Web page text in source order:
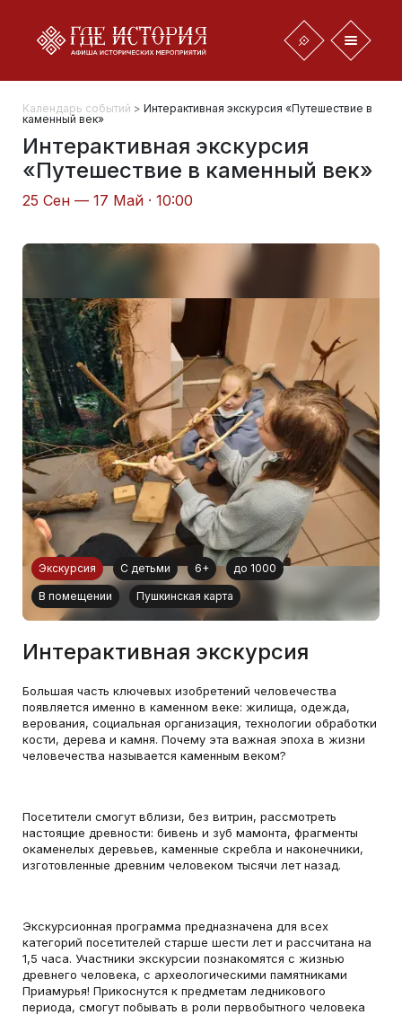
Календарь событий > Интерактивная экскурсия «Путешествие в
каменный век»
Интерактивная экскурсия
«Путешествие в каменный век»
25 Сен — 17 Май · 10:00
Экскурсия С детьми 6+ до 1000
В помещении Пушкинская карта
Интерактивная экскурсия
Большая часть ключевых изобретений человечества
появляется именно в каменном веке: жилища, одежда,
верования, социальная организация, технологии обработки
кости, дерева и камня. Почему эта важная эпоха в жизни
человечества называется каменным веком?
Посетители смогут вблизи, без витрин, рассмотреть
настоящие древности: бивень и зуб мамонта, фрагменты
окаменелых деревьев, каменные скребла и наконечники,
изготовленные древним человеком тысячи лет назад.
Экскурсионная программа предназначена для всех
категорий посетителей старше шести лет и рассчитана на
1,5 часа. Участники экскурсии познакомятся с жизнью
древнего человека, с археологическими памятниками
Приамурья! Прикоснутся к предметам ледникового
периода, смогут побывать в роли первобытного человека